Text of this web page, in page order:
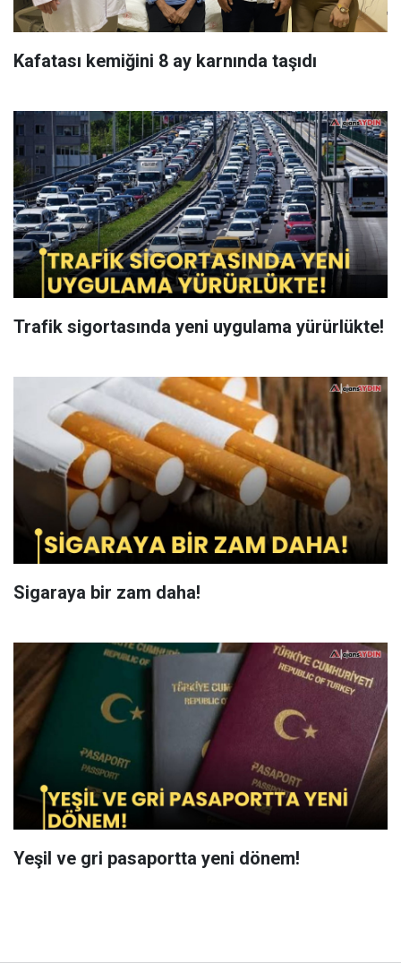
Kafatası kemiğini 8 ay karnında taşıdı
Trafik sigortasında yeni uygulama yürürlükte!
Sigaraya bir zam daha!
Yeşil ve gri pasaportta yeni dönem!